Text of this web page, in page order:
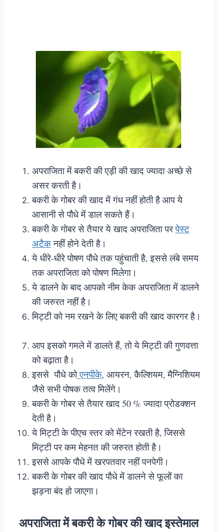
अपराजिता में बकरी की एड़ी की खाद ज्यादा अच्छे से
असर करती है।
बकरी के गोबर की खाद में गंध नहीं होती है आप ये
आसानी से पौधे में डाल सकते हैं।
बकरी के गोबर से तैयार ये खाद अपराजिता परपेस्ट
अटैकनहीं होने देती है।
ये धीरे-धीरे पोषण पौधे तक पहुंचाती है, इससे लंबे समय
तक अपराजिता को पोषण मिलेगा।
ये डालने के बाद आपको नीम केक अपराजिता में डालने
की जरुरत नहीं है।
मिट्टी को नम रखने के लिए बकरी की खाद कारगर है।
आप इसको गमले में डालते हैं, तो ये मिट्टी की गुणवत्ता
को बढ़ाता है।
इससे पौधे कोएनपीके, आयरन, कैल्शियम, मैग्निशियम
जैसे सभी पोषक तत्व मिलेंगे।
बकरी के गोबर से तैयार खाद 50 % ज्यादा प्रोडक्शन
देती है।
ये मिट्टी के पीएच स्तर को मेंटेन रखती है, जिससे
मिट्टी पर कम मेहनत की जरुरत होती है।
इससे आपके पौधे में खरपतवार नहीं पनपेगी।
बकरी के गोबर की खाद पौधे में डालने से फूलों का
झड़ना बंद हो जाएगा।
अपराजिता में बकरी के गोबर की खाद इस्तेमाल